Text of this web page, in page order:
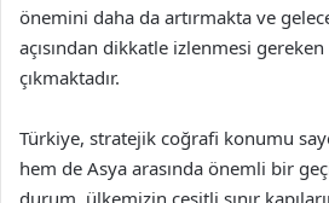
önemini daha da artırmakta ve
açısından dikkatle izlenmesi
çıkmaktadır.
Türkiye, stratejik coğrafi konumu
hem de Asya arasında önemli bir
durum, ülkemizin çeşitli sınır